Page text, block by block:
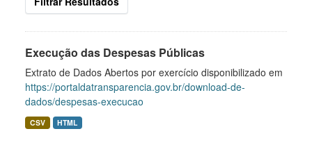
Execução das Despesas Públicas
Extrato de Dados Abertos por exercício disponibilizado em
https://portaldatransparencia.gov.br/download-de-
dados/despesas-execucao
CSV HTML